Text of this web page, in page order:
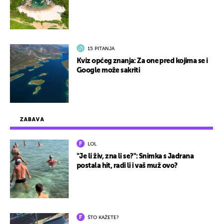
ZABAVA
LOL
"Je li živ, zna li se?": Snimka s Jadrana
postala hit, radi li i vaš muž ovo?
ŠTO KAŽETE?
15 PITANJA
Kviz općeg znanja: Za one pred kojima se i
Google može sakriti